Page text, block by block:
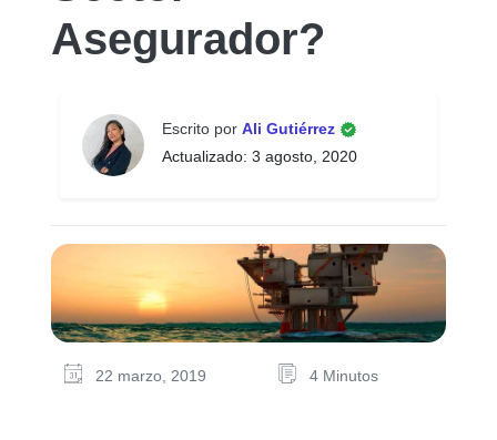
Asegurador?
Escrito por Ali Gutiérrez
Actualizado: 3 agosto, 2020
22 marzo, 2019 4 Minutos